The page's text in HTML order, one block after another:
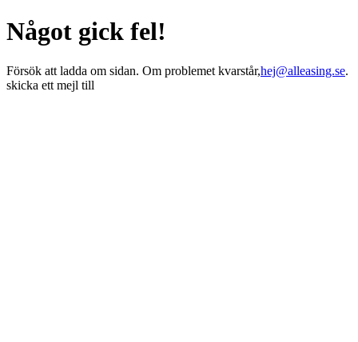
Något gick fel!
Försök att ladda om sidan. Om problemet kvarstår,hej@alleasing.se.
skicka ett mejl till